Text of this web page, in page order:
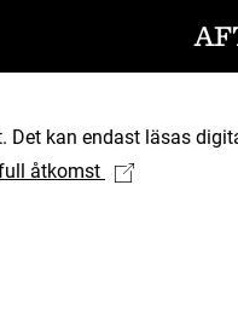
Det kan endast läsas
åtkomst